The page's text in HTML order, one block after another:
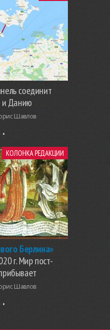
соединит
и Данию
Шавлов
КОЛОНКА РЕДАКЦИИ
Берлина»
г. Мир пост-
Шавлов